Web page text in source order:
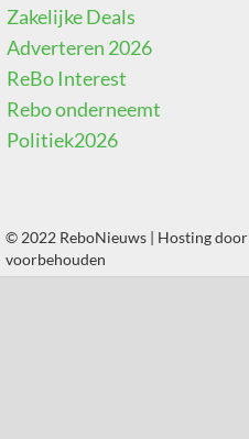
Zakelijke Deals
Adverteren 2026
ReBo Interest
Rebo onderneemt
Politiek2026
© 2022 ReboNieuws | Hosting door
voorbehouden